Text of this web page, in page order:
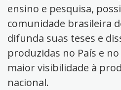
ensino e pesquisa,
comunidade brasileira
difunda suas teses e
produzidas no País e
maior visibilidade à
nacional.